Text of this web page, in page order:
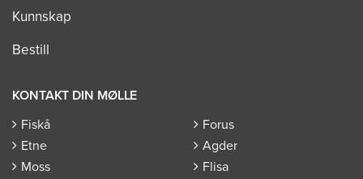
Kunnskap
Bestill
KONTAKT DIN MØLLE
Fiskå
Forus
Etne
Agder
Moss
Flisa